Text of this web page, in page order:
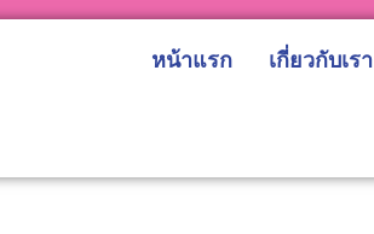
หน้าแรก เกี่ยวกับเรา